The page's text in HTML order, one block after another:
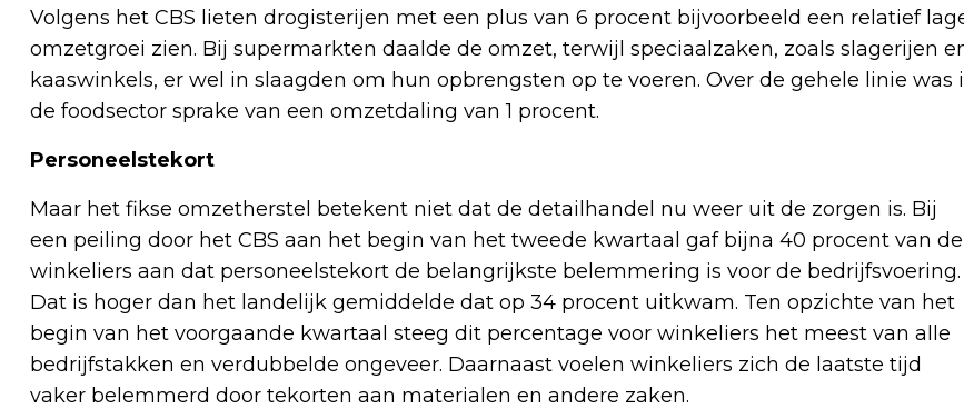
Volgens het CBS lieten drogisterijen met een plus van 6 procent bijvoorbeeld een relatief
omzetgroei zien. Bij supermarkten daalde de omzet, terwijl speciaalzaken, zoals slagerijen
kaaswinkels, er wel in slaagden om hun opbrengsten op te voeren. Over de gehele linie was
de foodsector sprake van een omzetdaling van 1 procent.
Personeelstekort
Maar het fikse omzetherstel betekent niet dat de detailhandel nu weer uit de zorgen is. Bij
een peiling door het CBS aan het begin van het tweede kwartaal gaf bijna 40 procent van de
winkeliers aan dat personeelstekort de belangrijkste belemmering is voor de bedrijfsvoering.
Dat is hoger dan het landelijk gemiddelde dat op 34 procent uitkwam. Ten opzichte van het
begin van het voorgaande kwartaal steeg dit percentage voor winkeliers het meest van alle
bedrijfstakken en verdubbelde ongeveer. Daarnaast voelen winkeliers zich de laatste tijd
vaker belemmerd door tekorten aan materialen en andere zaken.